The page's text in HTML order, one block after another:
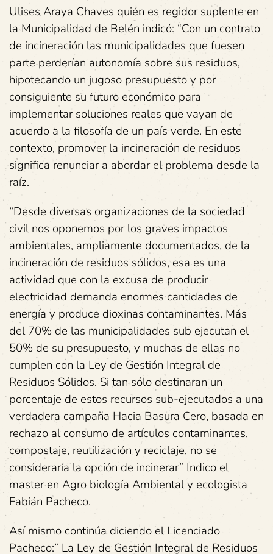
Ulises Araya Chaves quién es regidor suplente en
la Municipalidad de Belén indicó: “Con un contrato
de incineración las municipalidades que fuesen
parte perderían autonomía sobre sus residuos,
hipotecando un jugoso presupuesto y por
consiguiente su futuro económico para
implementar soluciones reales que vayan de
acuerdo a la filosofía de un país verde. En este
contexto, promover la incineración de residuos
significa renunciar a abordar el problema desde la
raíz.
“Desde diversas organizaciones de la sociedad
civil nos oponemos por los graves impactos
ambientales, ampliamente documentados, de la
incineración de residuos sólidos, esa es una
actividad que con la excusa de producir
electricidad demanda enormes cantidades de
energía y produce dioxinas contaminantes. Más
del 70% de las municipalidades sub ejecutan el
50% de su presupuesto, y muchas de ellas no
cumplen con la Ley de Gestión Integral de
Residuos Sólidos. Si tan sólo destinaran un
porcentaje de estos recursos sub-ejecutados a una
verdadera campaña Hacia Basura Cero, basada en
rechazo al consumo de artículos contaminantes,
compostaje, reutilización y reciclaje, no se
consideraría la opción de incinerar” Indico el
master en Agro biología Ambiental y ecologista
Fabián Pacheco.
Así mismo continúa diciendo el Licenciado
Pacheco:” La Ley de Gestión Integral de Residuos